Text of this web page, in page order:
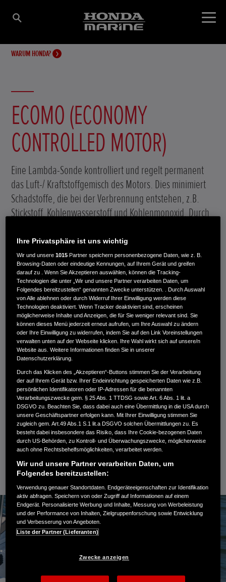
WARUM HONDA?
ECOMO (ECONOMY
CONTROLLED MOTOR)
Eine Lambda-Sonde kontrolliert und regelt permanent
das Luft-/ Kraftstoffgemisch des Motors. Dies minimiert
Schadstoffe, die bei der Verbrennung entstehen, z.B.
Stickstoff, Kohlenwasserstoff und Kohlenmonoxid. Durch
wichtigsten Emissionsvorschriften (u.a. EPA, CARB und
RCD) problemlos unterschritten und der
Kraftstoffverbrauch gegenüber vergleichbaren Modellen
um bis zu 13 Prozent reduziert.
Ihre Privatsphäre ist uns wichtig
Wir und unsere1015 Partner speichern personenbezogene Daten, wie z. B.
Browsing-Daten oder eindeutige Kennungen, auf Ihrem Gerät und greifen
darauf zu . Wenn Sie Akzeptieren auswählen, können die Tracking-
Technologien die unter „Wir und unsere Partner verarbeiten Daten, um
Folgendes bereitzustellen“ genannten Zwecke unterstützen. . Durch Auswahl
von Alle ablehnen oder durch Widerruf Ihrer Einwilligung werden diese
Technologien deaktiviert. Wenn Tracker deaktiviert sind, erscheinen
möglicherweise Inhalte und Anzeigen, die für Sie weniger relevant sind. Sie
können dieses Menü jederzeit erneut aufrufen, um Ihre Auswahl zu ändern
oder Ihre Einwilligung zu widerrufen, indem Sie auf den Link Voreinstellungen
verwalten unten auf der Webseite klicken. Ihre Wahl wirkt sich auf unsere/n
Website aus. Weitere Informationen finden Sie in unserer
Datenschutzerklärung.
Durch das Klicken des „Akzeptieren“-Buttons stimmen Sie der Verarbeitung
der auf Ihrem Gerät bzw. Ihrer Endeinrichtung gespeicherten Daten wie z.B.
persönlichen Identifikatoren oder IP-Adressen für die benannten
Verarbeitungszwecke gem. § 25 Abs. 1 TTDSG sowie Art. 6 Abs. 1 lit. a
DSGVO zu. Beachten Sie, dass dabei auch eine Übermittlung in die USA durch
unsere Geschäftspartner erfolgen kann. Mit Ihrer Einwilligung stimmen Sie
zugleich gem. Art.49 Abs.1 S.1 lit.a DSGVO solchen Übermittlungen zu. Es
besteht dabei insbesondere das Risiko, dass Ihre Cookie-bezogenen Daten
durch US-Behörden, zu Kontroll- und Überwachungszwecke, möglicherweise
auch ohne Rechtsbehelfsmöglichkeiten, verarbeitet werden.
Wir und unsere Partner verarbeiten Daten, um
Folgendes bereitzustellen:
Verwendung genauer Standortdaten. Endgeräteeigenschaften zur Identifikation
aktiv abfragen. Speichern von oder Zugriff auf Informationen auf einem
Endgerät. Personalisierte Werbung und Inhalte, Messung von Werbeleistung
und der Performance von Inhalten, Zielgruppenforschung sowie Entwicklung
und Verbesserung von Angeboten.
Liste der Partner (Lieferanten)
Zwecke anzeigen